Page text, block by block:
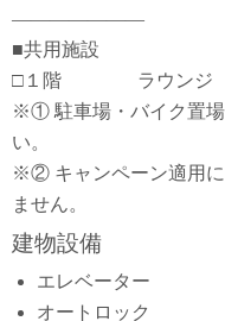
―――――――
■共用施設
□１階 ラウンジ
※① 駐車場・バイク置場
い。
※② キャンペーン適用に
ません。
建物設備
エレベーター
オートロック